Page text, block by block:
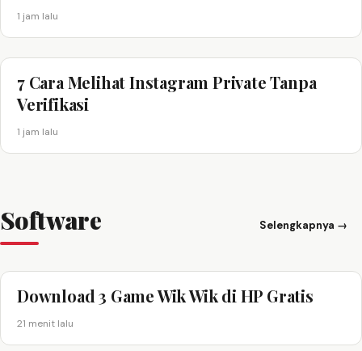
1 jam lalu
7 Cara Melihat Instagram Private Tanpa
Verifikasi
1 jam lalu
Software Selengkapnya →
Download 3 Game Wik Wik di HP Gratis
21 menit lalu